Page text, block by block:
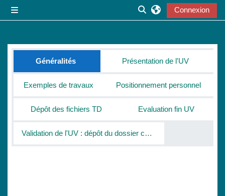
Activer/désactiver la
Connexion
Résumé de section
Généralités Présentation de l'UV
Exemples de travaux Positionnement personnel
Dépôt des fichiers TD Evaluation fin UV
Validation de l'UV : dépôt du dossier complet